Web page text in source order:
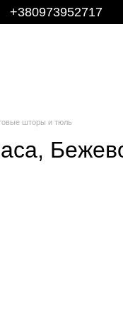
+380973952717
шторы и тюль